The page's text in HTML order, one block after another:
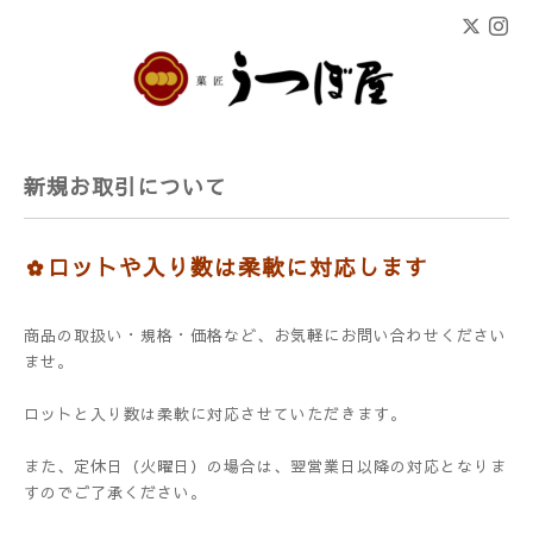
新規お取引について
✿ロットや入り数は柔軟に対応します
商品の取扱い・規格・価格など、お気軽にお問い合わせください
ませ。
ロットと入り数は柔軟に対応させていただきます。
また、定休日（火曜日）の場合は、翌営業日以降の対応となりま
すのでご了承ください。